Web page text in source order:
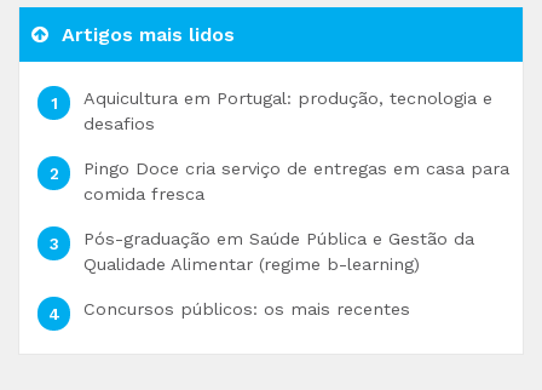
Artigos mais lidos
Aquicultura em Portugal: produção, tecnologia e
desafios
Pingo Doce cria serviço de entregas em casa para
comida fresca
Pós-graduação em Saúde Pública e Gestão da
Qualidade Alimentar (regime b-learning)
Concursos públicos: os mais recentes